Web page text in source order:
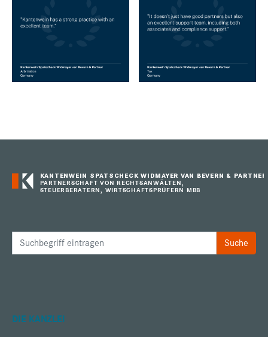
KANTENWEIN SPATSCHECK WIDMAYER VAN BEVERN & PARTNER
PARTNERSCHAFT VON RECHTSANWÄLTEN,
STEUERBERATERN, WIRTSCHAFTSPRÜFERN MBB
DIE KANZLEI